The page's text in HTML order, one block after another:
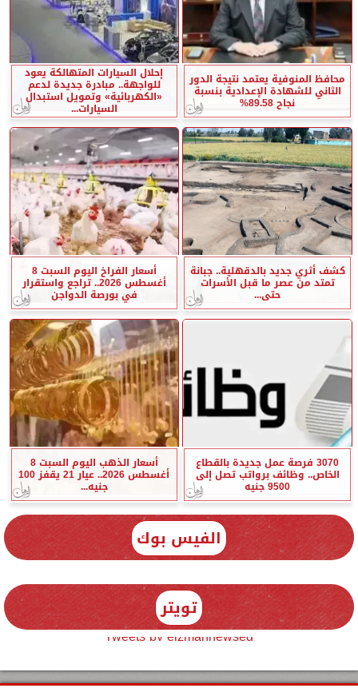
محافظ المنوفية يعتمد نتيجة الدور
الثاني للشهادة الإعدادية بنسبة
نجاح 89.58%
إحلال السيارات المتهالكة يعود
للواجهة.. مبادرة جديدة لدعم
«الكهربائية» وتمويل استبدال
السيارات...
كشف أثري جديد بالدقهلية.. جبانة
تمتد من عصر ما قبل الأسرات
حتى...
أسعار الفراخ اليوم السبت 8
أغسطس 2026.. تراجع واستقرار
في بورصة الدواجن
3070 فرصة عمل جديدة بالقطاع
الخاص.. وظائف برواتب تصل إلى
9500 جنيه
أسعار الذهب اليوم السبت 8
أغسطس 2026.. عيار 21 يقفز 100
جنيه...
الفيس بوك
تويتر
Tweets by elzmannewseg